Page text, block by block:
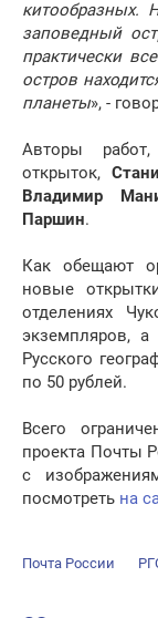
китообразных.
заповедный
практически
остров
планеты», -
Авторы
открыток,
Владимир
Паршин.
Как обещают
новые
отделениях
экземпляров,
Русского
по 50 рублей.
Всего
проекта Почты
с
посмотреть на
Почта России